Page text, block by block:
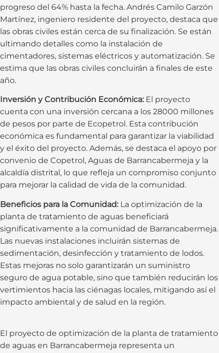
progreso del 64% hasta la fecha. Andrés Camilo Garzón
Martínez, ingeniero residente del proyecto, destaca que
las obras civiles están cerca de su finalización. Se están
ultimando detalles como la instalación de
cimentadores, sistemas eléctricos y automatización. Se
estima que las obras civiles concluirán a finales de este
año.
Inversión y Contribución Económica: El proyecto
cuenta con una inversión cercana a los 28000 millones
de pesos por parte de Ecopetrol. Esta contribución
económica es fundamental para garantizar la viabilidad
y el éxito del proyecto. Además, se destaca el apoyo por
convenio de Copetrol, Aguas de Barrancabermeja y la
alcaldía distrital, lo que refleja un compromiso conjunto
para mejorar la calidad de vida de la comunidad.
Beneficios para la Comunidad: La optimización de la
planta de tratamiento de aguas beneficiará
significativamente a la comunidad de Barrancabermeja.
Las nuevas instalaciones incluirán sistemas de
sedimentación, desinfección y tratamiento de lodos.
Estas mejoras no solo garantizarán un suministro
seguro de agua potable, sino que también reducirán los
vertimientos hacia las ciénagas locales, mitigando así el
impacto ambiental y de salud en la región.
El proyecto de optimización de la planta de tratamiento
de aguas en Barrancabermeja representa un